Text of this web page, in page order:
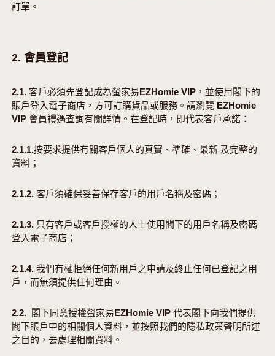
訂單。
2. 會員登記
2.1. 客戶必須先登記成為螢家易EZHomie VIP，並使用閣下的
賬戶登入電子商店，方可訂購貨品或服務。請瀏覽 EZHomie
VIP 會員禮遇查詢有關詳情。在登記時，即代表客戶承諾：
2.1.1.按要求提供有關客戶個人的真實、準確、最新 及完整的
資料；
2.1.2. 客戶須確保妥善保存客戶的用戶名稱及密碼；
2.1.3. 只有客戶或客戶授權的人士使用閣下的用戶名稱及密碼
登入電子商店；
2.1.4. 我們有權拒絕任何新用戶之申請及終止任何已登記之用
戶，而無須提供任何理由。
2.2. 閣下同意授權螢家易EZHomie VIP 代表閣下向我們提供
閣下賬戶中的相關個人資料，並按照我們的隱私政策聲明所述
之目的，去處理相關資料。